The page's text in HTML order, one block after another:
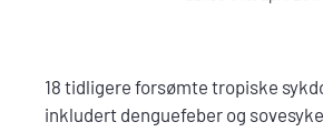
18 tidligere forsømte tropiske
inkludert denguefeber og